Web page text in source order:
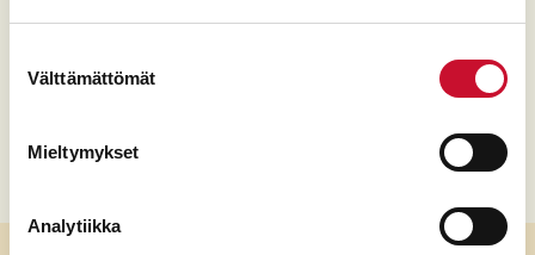
valinta
Välttämättömät
Mieltymykset
Analytiikka
r
n
o
i
k
t
i
s